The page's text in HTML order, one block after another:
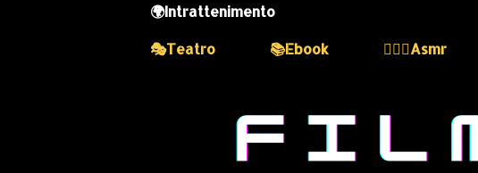
🌍Intrattenimento
🎭Teatro
📚Ebook 💆🏻‍♀️Asmr